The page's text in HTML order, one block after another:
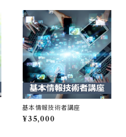
基本情報技術者講座
¥35,000